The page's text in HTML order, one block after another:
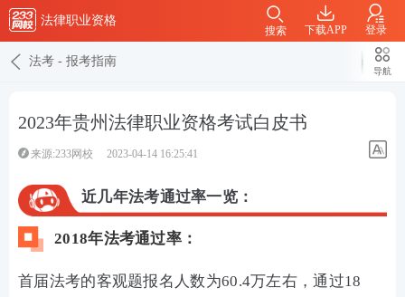
法律职业资格
下载APP 登录
搜索
法考 - 报考指南
导航
2023年贵州法律职业资格考试白皮书
来源:233网校 2023-04-14 16:25:41
近几年法考通过率一览：
2018年法考通过率：
首届法考的客观题报名人数为60.4万左右，通过18